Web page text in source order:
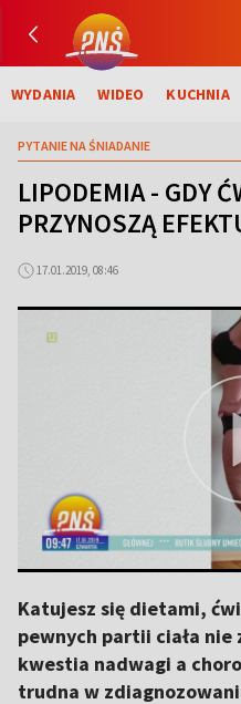
WYDANIA WIDEO KUCHNIA
PYTANIE NA ŚNIADANIE
LIPODEMIA - GDY
PRZYNOSZĄ
17.01.2019, 08:46
Katujesz się dietami,
pewnych partii ciała nie
kwestia nadwagi a
trudna w